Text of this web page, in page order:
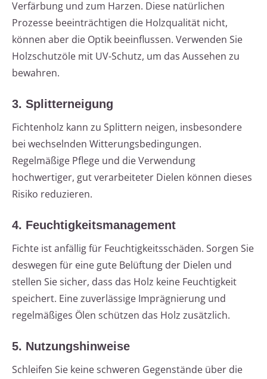
Verfärbung und zum Harzen. Diese natürlichen
Prozesse beeinträchtigen die Holzqualität nicht,
können aber die Optik beeinflussen. Verwenden Sie
Holzschutzöle mit UV-Schutz, um das Aussehen zu
bewahren.
3. Splitterneigung
Fichtenholz kann zu Splittern neigen, insbesondere
bei wechselnden Witterungsbedingungen.
Regelmäßige Pflege und die Verwendung
hochwertiger, gut verarbeiteter Dielen können dieses
Risiko reduzieren.
4. Feuchtigkeitsmanagement
Fichte ist anfällig für Feuchtigkeitsschäden. Sorgen Sie
deswegen für eine gute Belüftung der Dielen und
stellen Sie sicher, dass das Holz keine Feuchtigkeit
speichert. Eine zuverlässige Imprägnierung und
regelmäßiges Ölen schützen das Holz zusätzlich.
5. Nutzungshinweise
Schleifen Sie keine schweren Gegenstände über die